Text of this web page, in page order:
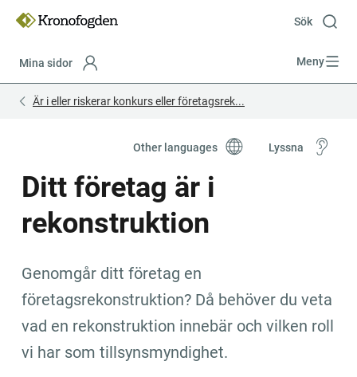
innehåll
Sök
Mina sidor Meny
Är i eller riskerar konkurs eller företagsrek...
Other languages Lyssna
Ditt företag är i
rekonstruktion
Genomgår ditt företag en
företagsrekonstruktion? Då behöver du veta
vad en rekonstruktion innebär och vilken roll
vi har som tillsynsmyndighet.
Focustrap
start
Focustrap
end